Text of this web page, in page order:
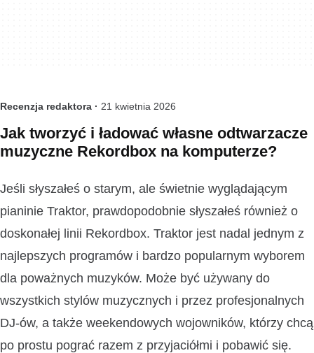
Recenzja redaktora · 21 kwietnia 2026
Jak tworzyć i ładować własne odtwarzacze
muzyczne Rekordbox na komputerze?
Jeśli słyszałeś o starym, ale świetnie wyglądającym
pianinie Traktor, prawdopodobnie słyszałeś również o
doskonałej linii Rekordbox. Traktor jest nadal jednym z
najlepszych programów i bardzo popularnym wyborem
dla poważnych muzyków. Może być używany do
wszystkich stylów muzycznych i przez profesjonalnych
DJ-ów, a także weekendowych wojowników, którzy chcą
po prostu pograć razem z przyjaciółmi i pobawić się.